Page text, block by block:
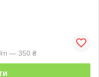
— 350 ₴